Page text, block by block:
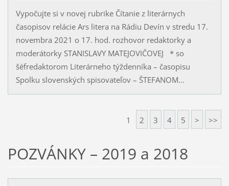
Vypočujte si v novej rubrike Čítanie z literárnych
časopisov relácie Ars litera na Rádiu Devín v stredu 17.
novembra 2021 o 17. hod. rozhovor redaktorky a
moderátorky STANISLAVY MATEJOVIČOVEJ * so
šéfredaktorom Literárneho týždenníka – časopisu
Spolku slovenských spisovateľov – ŠTEFANOM...
1 2 3 4 5 > >>
POZVÁNKY – 2019 a 2018